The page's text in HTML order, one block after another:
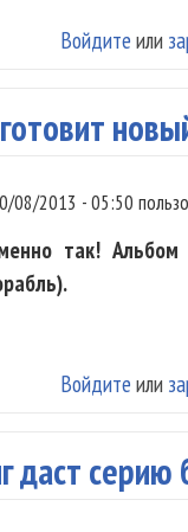
Войдите или
08/2013 - 05:50
так!
Войдите или
даст